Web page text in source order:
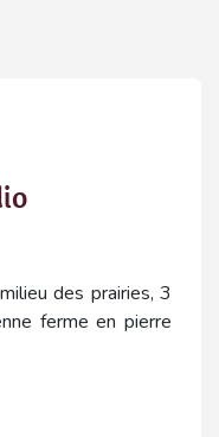
des prairies, 3
ferme en pierre